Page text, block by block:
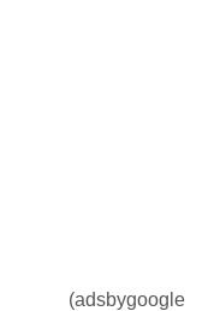
(adsbygoogle